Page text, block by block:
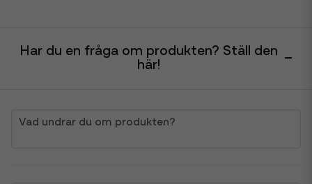
Har du en fråga om produkten? Ställ den
här!
question
Vad undrar du om produkten?